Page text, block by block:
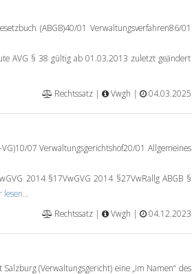
(ABGB)40/01 Verwaltungsverfahren86/01
AVG § 38 gültig ab 01.03.2013 zuletzt geändert
Rechtssatz |
Vwgh | 04.03.2025
07 Verwaltungsgerichtshof20/01 Allgemeines
2014 §17VwGVG 2014 §27VwRallg ABGB §
Rechtssatz |
Vwgh | 04.12.2023
(Verwaltungsgericht) eine „im Namen“ des